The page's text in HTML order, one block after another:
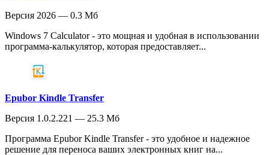
Версия 2026 — 0.3 Мб
Windows 7 Calculator - это мощная и удобная в использовании
программа-калькулятор, которая предоставляет...
Epubor Kindle Transfer
Версия 1.0.2.221 — 25.3 Мб
Программа Epubor Kindle Transfer - это удобное и надежное
решение для переноса ваших электронных книг на...